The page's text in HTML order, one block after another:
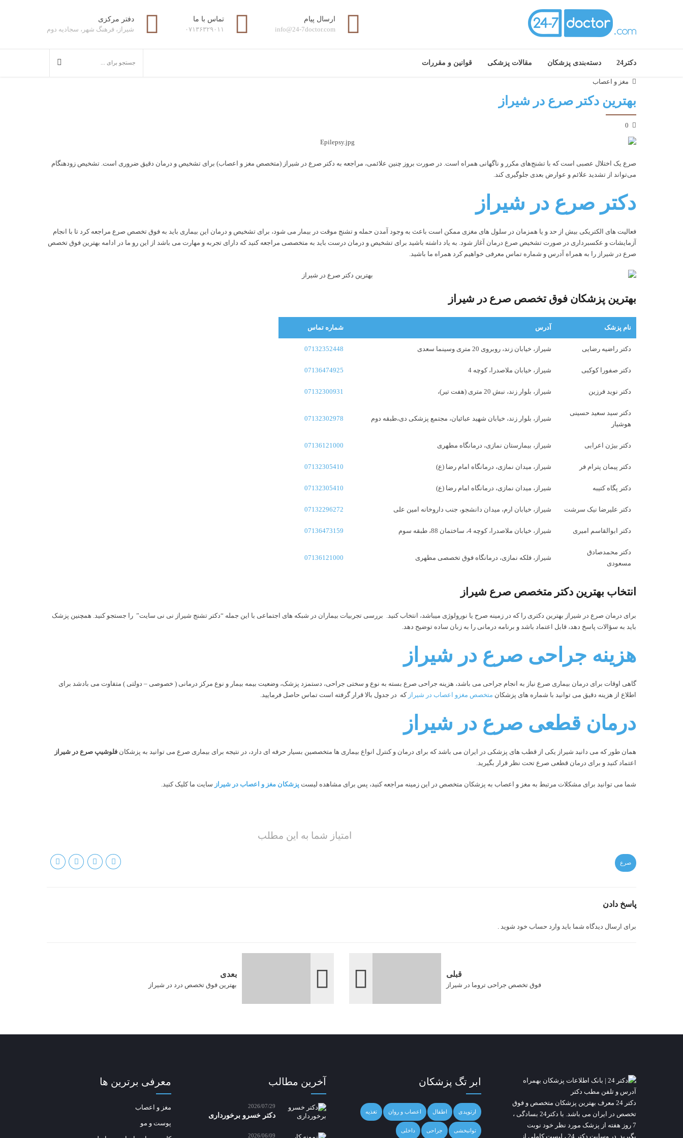
ارسال پیام
info@24-7doctor.com
تماس با ما
۰۷۱۳۶۳۲۹۰۱۱
دفتر مرکزی
شیراز، فرهنگ شهر، سجادیه دوم
دکتر24 دسته‌بندی پزشکان مقالات پزشکی قوانین و مقررات
مغز و اعصاب
بهترین دکتر صرع در شیراز
0
صرع یک اختلال عصبی است که با تشنج‌های مکرر و ناگهانی همراه است. در صورت بروز چنین علائمی، مراجعه به دکتر صرع در شیراز (متخصص مغز و اعصاب) برای تشخیص و درمان دقیق ضروری است. تشخیص زودهنگام
می‌تواند از تشدید علائم و عوارض بعدی جلوگیری کند.
دکتر صرع در شیراز
فعالیت های الکتریکی بیش از حد و یا همزمان در سلول های مغزی ممکن است باعث به وجود آمدن حمله و تشنج موقت در بیمار می شود، برای تشخیص و درمان این بیماری باید به فوق تخصص صرع مراجعه کرد تا با انجام
آزمایشات و عکسبرداری در صورت تشخیص صرع درمان آغاز شود. به یاد داشته باشید برای تشخیص و درمان درست باید به متخصصی مراجعه کنید که دارای تجربه و مهارت می باشد از این رو ما در ادامه بهترین فوق تخصص
صرع در شیراز را به همراه آدرس و شماره تماس معرفی خواهیم کرد همراه ما باشید.
بهترین پزشکان فوق تخصص صرع در شیراز
نام پزشک آدرس شماره تماس
دکتر راضیه رضایی شیراز، خیابان زند، روبروی 20 متری وسینما سعدی 07132352448
دکتر صفورا کوکبی شیراز، خیابان ملاصدرا، کوچه 4 07136474925
دکتر نوید فرزین شیراز، بلوار زند، نبش 20 متری (هفت تیر)، 07132300931
دکتر سید سعید حسینی
هوشیار
شیراز، بلوار زند، خیابان شهید عبائیان، مجتمع پزشکی دی،طبقه دوم 07132302978
دکتر بیژن اعرابی شیراز، بیمارستان نمازی، درمانگاه مطهری 07136121000
دکتر پیمان پترام فر شیراز، میدان نمازی، درمانگاه امام رضا (ع) 07132305410
دکتر پگاه کتیبه شیراز، میدان نمازی، درمانگاه امام رضا (ع) 07132305410
دکتر علیرضا نیک سرشت شیراز، خیابان ارم، میدان دانشجو، جنب داروخانه امین علی 07132296272
دکتر ابوالقاسم امیری شیراز، خیابان ملاصدرا، کوچه 4، ساختمان 88، طبقه سوم 07136473159
دکتر محمدصادق
مسعودی
شیراز، فلکه نمازی، درمانگاه فوق تخصصی مطهری 07136121000
انتخاب بهترین دکتر متخصص صرع شیراز
برای درمان صرع در شیراز بهترین دکتری را که در زمینه صرح یا نورولوژی میباشد، انتخاب کنید. بررسی تجربیات بیماران در شبکه های اجتماعی با این جمله “دکتر تشنج شیراز نی نی سایت” را جستجو کنید. همچنین پزشک
باید به سؤالات پاسخ دهد، قابل اعتماد باشد و برنامه درمانی را به زبان ساده توضیح دهد.
هزینه جراحی صرع در شیراز
گاهی اوقات برای درمان بیماری صرع نیاز به انجام جراحی می باشد، هزینه جراحی صرع بسته به نوع و سختی جراحی، دستمزد پزشک، وضعیت بیمه بیمار و نوع مرکز درمانی ( خصوصی – دولتی ) متفاوت می بادشد برای
اطلاع از هزینه دقیق می توانید با شماره های پزشکان متخصص مغزو اعصاب در شیراز که در جدول بالا قرار گرفته است تماس حاصل فرمایید.
درمان قطعی صرع در شیراز
همان طور که می دانید شیراز یکی از قطب های پزشکی در ایران می باشد که برای درمان و کنترل انواع بیماری ها متخصصین بسیار حرفه ای دارد، در نتیجه برای بیماری صرع می توانید به پزشکان فلوشیپ صرع در شیراز
اعتماد کنید و برای درمان قطعی صرع تحت نظر قرار بگیرید.
شما می توانید برای مشکلات مرتبط به مغز و اعصاب به پزشکان متخصص در این زمینه مراجعه کنید، پس برای مشاهده لیست پزشکان مغز و اعصاب در شیراز سایت ما کلیک کنید.
امتیاز شما به این مطلب
صرع
پاسخ دادن
برای ارسال دیدگاه شما باید وارد حساب خود شوید .
قبلی
فوق تخصص جراحی تروما در شیراز
بعدی
بهترین فوق تخصص درد در شیراز
دکتر 24
معرف بهترین پزشکان متخصص و فوق
تخصص در ایران می باشد. با دکتر24 بسادگی ،
7 روز هفته از پزشک مورد نظر خود نوبت
بگیرید. در وسایت دکتر 24 ، لیست کاملی از
ابر تگ پزشکان
ارتوپدی اطفال اعصاب و روان تغذیه
توانبخشی جراحی داخلی
آخرین مطالب
2026/07/29
دکتر خسرو برخورداری
2026/06/09
معرفی برترین ها
مغز و اعصاب
پوست و مو